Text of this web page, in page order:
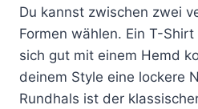
Du kannst zwischen zwei
Formen wählen. Ein T-
sich gut mit einem Hemd
deinem Style eine lockere
Rundhals ist der